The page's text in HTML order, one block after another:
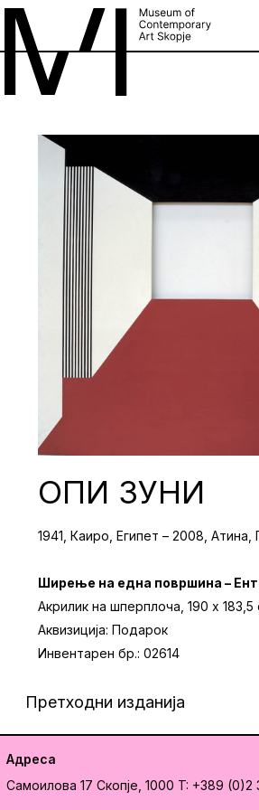
ОПИ ЗУНИ
1941, Каиро, Египет – 2008, Атина,
Ширење на една површина –
Акрилик на шперплоча, 190 x 183,5
Аквизиција: Подарок
Инвентарен бр.: 02614
Претходни изданија
Адреса
Самоилова 17 Скопје, 1000 T: +389 (0)2